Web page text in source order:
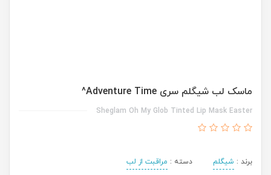
ماسک لب شیگلم سری Adventure Time^
Sheglam Oh My Glob Tinted Lip Mask Easter
برند : شیگلم دسته : مراقبت از لب